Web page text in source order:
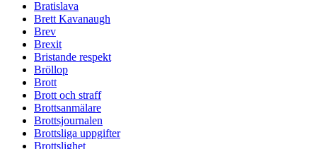
Bratislava
Brett Kavanaugh
Brev
Brexit
Bristande respekt
Bröllop
Brott
Brott och straff
Brottsanmälare
Brottsjournalen
Brottsliga uppgifter
Brottslighet